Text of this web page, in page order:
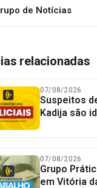
de Notícias
relacionadas
07/08/2026
Suspeitos
Kadija são
07/08/2026
Grupo
em Vitória